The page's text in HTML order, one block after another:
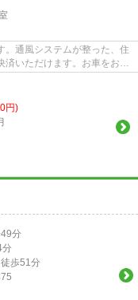
。通風システムが整った、住
いただけます。お車をお持
円)
49分
分
徒歩51分